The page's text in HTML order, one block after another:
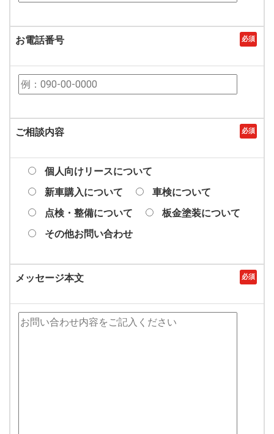
お電話番号 必須
ご相談内容 必須
個人向けリースについて
新車購入について
車検について
点検・整備について
板金塗装について
その他お問い合わせ
メッセージ本文 必須